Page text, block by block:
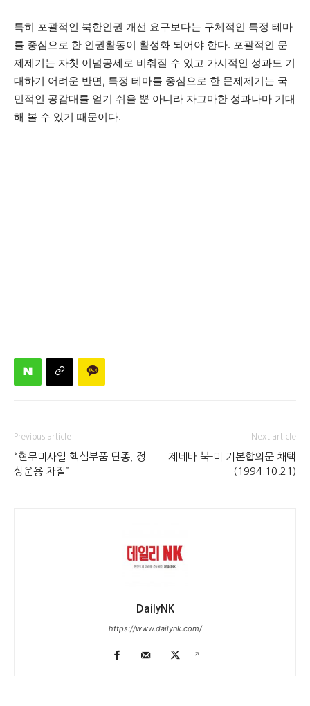
특히 포괄적인 북한인권 개선 요구보다는 구체적인 특정 테마
를 중심으로 한 인권활동이 활성화 되어야 한다. 포괄적인 문
제제기는 자칫 이념공세로 비춰질 수 있고 가시적인 성과도 기
대하기 어려운 반면, 특정 테마를 중심으로 한 문제제기는 국
민적인 공감대를 얻기 쉬울 뿐 아니라 자그마한 성과나마 기대
해 볼 수 있기 때문이다.
Previous article
“현무미사일 핵심부품 단종, 정
상운용 차질”
Next article
제네바 북-미 기본합의문 채택
(1994.10.21)
DailyNK
https://www.dailynk.com/